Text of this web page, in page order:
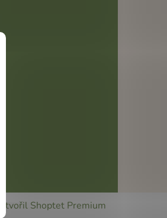
Vytvořil Shoptet Premium